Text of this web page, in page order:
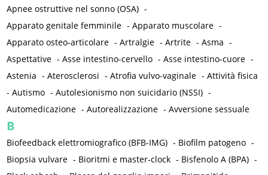
Apnee ostruttive nel sonno (OSA) -
Apparato genitale femminile -Apparato muscolare -
Apparato osteo-articolare -Artralgie -Artrite -Asma -
Aspettative -Asse intestino-cervello -Asse intestino-cuore -
Astenia -Aterosclerosi -Atrofia vulvo-vaginale -Attività fisica
-Autismo -Autolesionismo non suicidario (NSSI) -
Automedicazione -Autorealizzazione -Avversione sessuale
B
Biofeedback elettromiografico (BFB-IMG) - Biofilm patogeno -
Biopsia vulvare - Bioritmi e master-clock - Bisfenolo A (BPA) -